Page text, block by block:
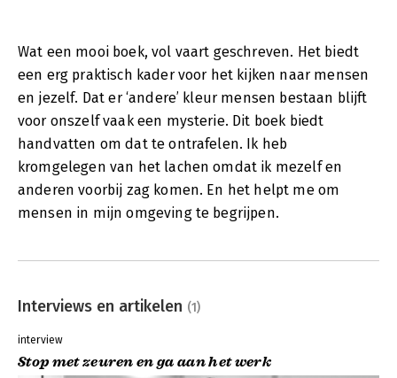
Wat een mooi boek, vol vaart geschreven. Het biedt
een erg praktisch kader voor het kijken naar mensen
en jezelf. Dat er ‘andere’ kleur mensen bestaan blijft
voor onszelf vaak een mysterie. Dit boek biedt
handvatten om dat te ontrafelen. Ik heb
kromgelegen van het lachen omdat ik mezelf en
anderen voorbij zag komen. En het helpt me om
mensen in mijn omgeving te begrijpen.
Interviews en artikelen (1)
interview
Stop met zeuren en ga aan het werk